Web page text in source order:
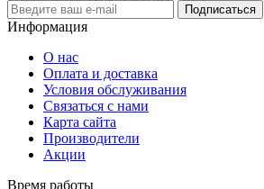
Подписаться
Информация
О нас
Оплата и доставка
Условия обслуживания
Связаться с нами
Карта сайта
Производители
Акции
Время работы